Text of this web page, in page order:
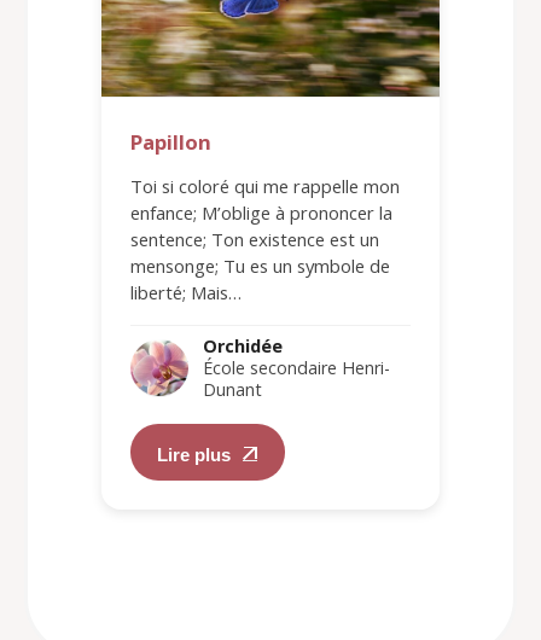
Papillon
Toi si coloré qui me rappelle mon
enfance; M’oblige à prononcer la
sentence; Ton existence est un
mensonge; Tu es un symbole de
liberté; Mais…
Orchidée
École secondaire Henri-
Dunant
Lire plus